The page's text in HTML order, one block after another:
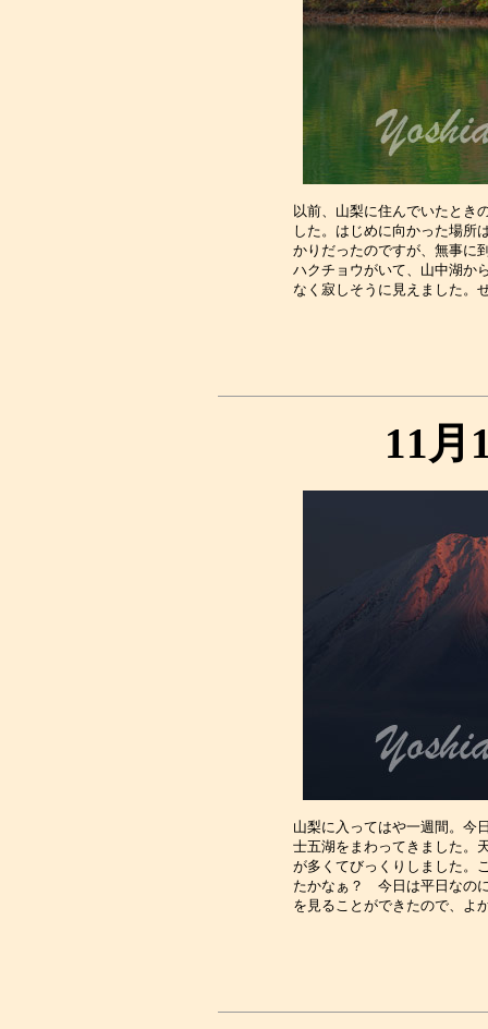
以前、山梨に住んでいたとき
した。はじめに向かった場所
かりだったのですが、無事に
ハクチョウがいて、山中湖か
11月
山梨に入ってはや一週間。今
士五湖をまわってきました。
が多くてびっくりしました。
たかなぁ？　今日は平日なの